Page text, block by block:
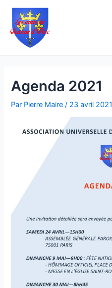
Aller
contenu
Agenda 2021
Par Pierre Maire/ 23 avril 2021
Navigation
articles